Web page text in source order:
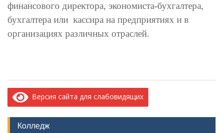
финансового директора, экономиста-бухгалтера,
бухгалтера или кассира на предприятиях и в
организациях различных отраслей.
Версия сайта для слабовидящих
Колледж